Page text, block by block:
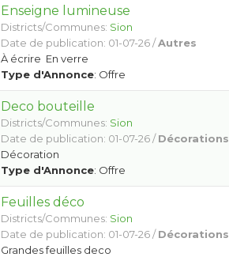
Enseigne lumineuse
Districts/Communes: Sion
Date de publication: 01-07-26 /Autres
À écrire En verre
Type d'Annonce: Offre
Deco bouteille
Districts/Communes: Sion
Date de publication: 01-07-26 /Décorations
Décoration
Type d'Annonce: Offre
Feuilles déco
Districts/Communes: Sion
Date de publication: 01-07-26 /Décorations
Grandes feuilles deco